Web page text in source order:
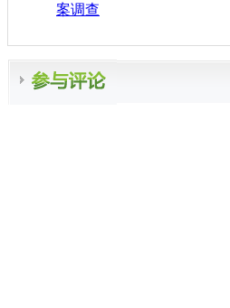
案调查